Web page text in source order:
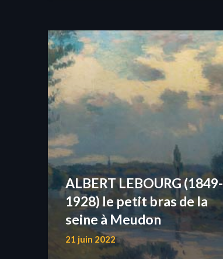
ALBERT LEBOURG (1849-
1928) le petit bras de la
seine à Meudon
21 juin 2022